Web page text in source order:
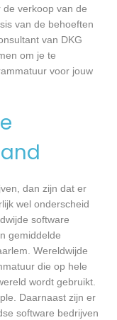
verkoop van de
van de behoeften
van DKG
om je te
voor jouw
dan zijn dat er
wel onderscheid
software
gemiddelde
Wereldwijde
die op hele
wordt gebruikt.
Daarnaast zijn er
software bedrijven